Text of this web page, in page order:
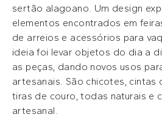
sertão alagoano. Um design
elementos encontrados em
de arreios e acessórios para
ideia foi levar objetos do dia a
as peças, dando novos usos
artesanais. São chicotes, cintas
tiras de couro, todas naturais e
artesanal.